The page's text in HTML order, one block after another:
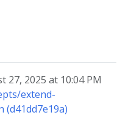
27, 2025 at 10:04 PM
extend-